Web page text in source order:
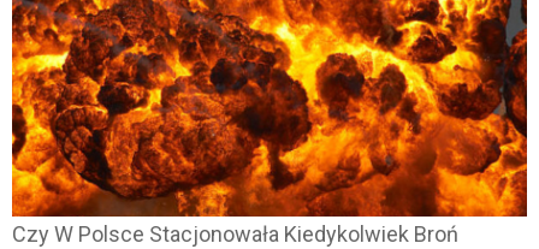
Czy W Polsce Stacjonowała Kiedykolwiek Broń